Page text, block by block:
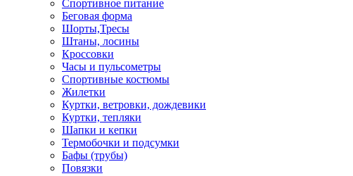
Спортивное питание
Беговая форма
Шорты,Тресы
Штаны, лосины
Кроссовки
Часы и пульсометры
Спортивные костюмы
Жилетки
Куртки, ветровки, дождевики
Куртки, тепляки
Шапки и кепки
Термобочки и подсумки
Бафы (трубы)
Повязки